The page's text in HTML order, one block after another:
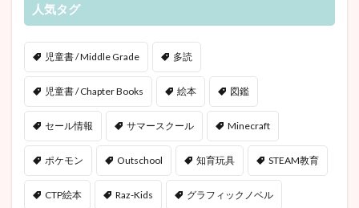
人気タグ
児童書 / Middle Grade 多読
児童書 / Chapter Books 絵本 図鑑
セール情報 サマースクール Minecraft
ポケモン Outschool 知育玩具 STEAM教育
CTP絵本 Raz-Kids グラフィックノベル